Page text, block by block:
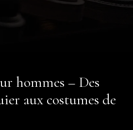
hommes – Des
aux costumes de